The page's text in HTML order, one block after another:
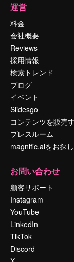
運営
料金
会社概要
Reviews
採用情報
検索トレンド
ブログ
イベント
Slidesgo
コンテンツを販売
プレスルーム
magnific.aiをお探
お問い合わせ
顧客サポート
Instagram
YouTube
LinkedIn
TikTok
Discord